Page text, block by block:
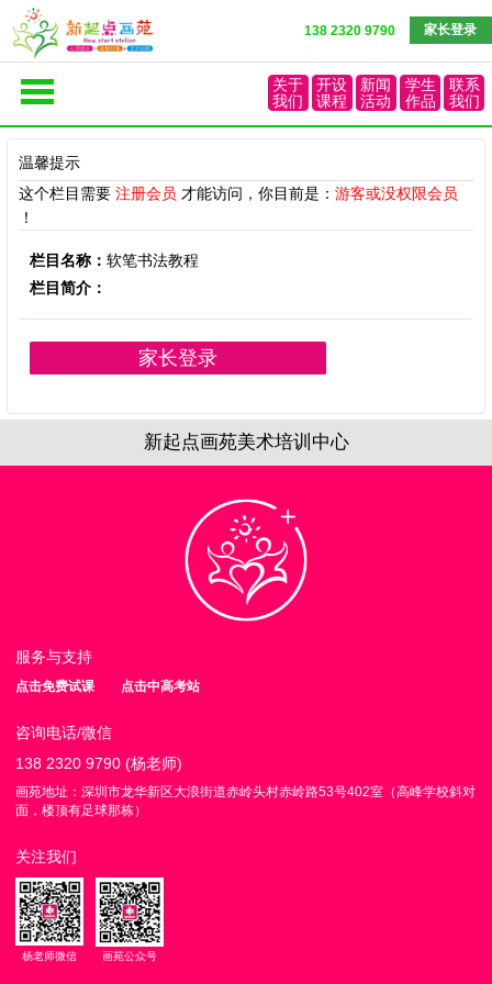
家长登录
138 2320 9790
关于
我们
开设
课程
新闻
活动
学生
作品
联系
我们
温馨提示
这个栏目需要 注册会员 才能访问，你目前是： 游客或没权限会员
！
栏目名称： 软笔书法教程
栏目简介：
家长登录
新起点画苑美术培训中心
服务与支持
点击免费试课 点击中高考站
咨询电话/微信
138 2320 9790 (杨老师)
画苑地址：深圳市龙华新区大浪街道赤岭头村赤岭路53号402室（高峰学校斜对
面，楼顶有足球那栋）
关注我们
杨老师微信 画苑公众号